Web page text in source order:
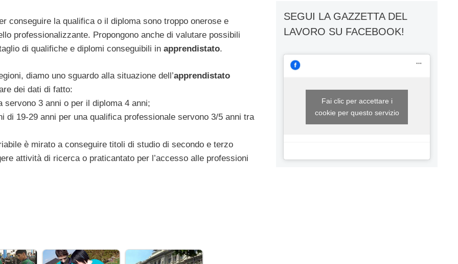
conseguire la qualifica o il diploma sono troppo onerose e
professionalizzante. Propongono anche di valutare possibili
di qualifiche e diplomi conseguibili in apprendistato.
diamo uno sguardo alla situazione dell’apprendistato
dei dati di fatto:
3 anni o per il diploma 4 anni;
19-29 anni per una qualifica professionale servono 3/5 anni tra
è mirato a conseguire titoli di studio di secondo e terzo
attività di ricerca o praticantato per l’accesso alle professioni
SEGUI LA GAZZETTA DEL
LAVORO SU FACEBOOK!
Fai clic per accettare i
cookie per questo servizio